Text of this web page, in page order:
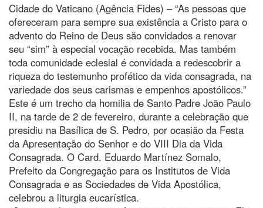
Cidade do Vaticano (Agência Fides) – “As pessoas que
ofereceram para sempre sua existência a Cristo para o
advento do Reino de Deus são convidados a renovar
seu “sim” à especial vocação recebida. Mas também
toda comunidade eclesial é convidada a redescobrir a
riqueza do testemunho profético da vida consagrada, na
variedade dos seus carismas e empenhos apostólicos.”
Este é um trecho da homilia de Santo Padre João Paulo
II, na tarde de 2 de fevereiro, durante a celebração que
presidiu na Basílica de S. Pedro, por ocasião da Festa
da Apresentação do Senhor e do VIII Dia da Vida
Consagrada. O Card. Eduardo Martínez Somalo,
Prefeito da Congregação para os Institutos de Vida
Consagrada e as Sociedades de Vida Apostólica,
celebrou a liturgia eucarística.